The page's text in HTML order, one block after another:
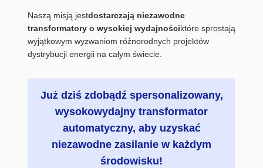
Naszą misją jestdostarczają niezawodne
transformatory o wysokiej wydajnościktóre sprostają
wyjątkowym wyzwaniom różnorodnych projektów
dystrybucji energii na całym świecie.
Już dziś zdobądź spersonalizowany,
wysokowydajny transformator
automatyczny, aby uzyskać
niezawodne zasilanie w każdym
środowisku!